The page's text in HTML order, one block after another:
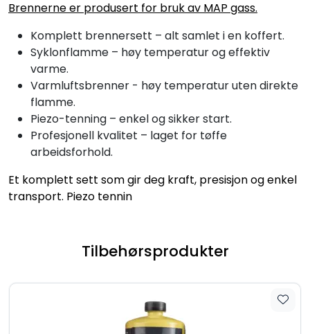
Brennerne er produsert for bruk av MAP gass.
Komplett brennersett – alt samlet i en koffert.
Syklonflamme – høy temperatur og effektiv
varme.
Varmluftsbrenner - høy temperatur uten direkte
flamme.
Piezo-tenning – enkel og sikker start.
Profesjonell kvalitet – laget for tøffe
arbeidsforhold.
Et komplett sett som gir deg kraft, presisjon og enkel
transport. Piezo tennin
Tilbehørsprodukter